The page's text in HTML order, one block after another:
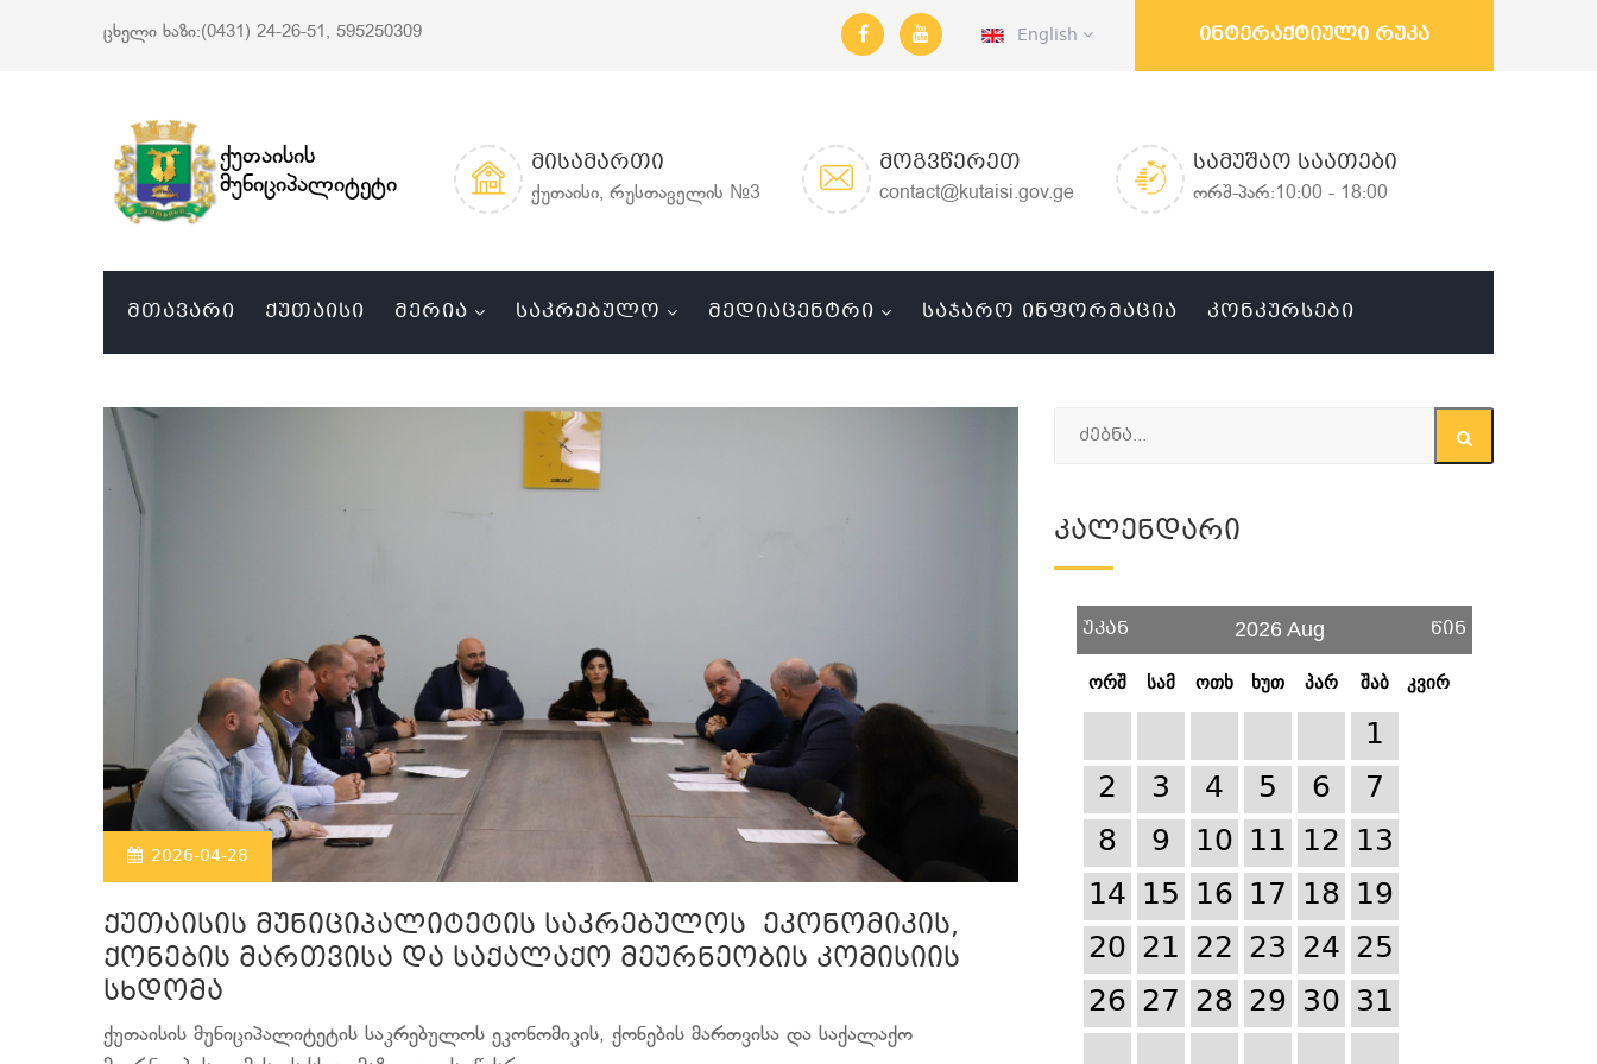
ცხელი ხაზი:(0431) 24-26-51, 595250309 English ინტერაქტიული რუკა
ქუთაისის
მუნიციპალიტეტი
ᲛᲘᲡᲐᲛᲐᲠᲗᲘ
ქუთაისი, რუსთაველის №3
ᲛᲝᲒᲕᲬᲔᲠᲔᲗ
contact@kutaisi.gov.ge
ᲡᲐᲛᲣᲨᲐᲝ ᲡᲐᲐᲗᲔᲑᲘ
ორშ-პარ:10:00 - 18:00
ᲛᲗᲐᲕᲐᲠᲘ ᲥᲣᲗᲐᲘᲡᲘ ᲛᲔᲠᲘᲐ ᲡᲐᲙᲠᲔᲑᲣᲚᲝ ᲛᲔᲓᲘᲐᲪᲔᲜᲢᲠᲘ ᲡᲐᲯᲐᲠᲝ ᲘᲜᲤᲝᲠᲛᲐᲪᲘᲐ ᲙᲝᲜᲙᲣᲠᲡᲔᲑᲘ
2026-04-28
ქუთაისის მუნიციპალიტეტის საკრებულოს ეკონომიკის,
ქონების მართვისა და საქალაქო მეურნეობის კომისიის
სხდომა
ქუთაისის მუნიციპალიტეტის საკრებულოს ეკონომიკის, ქონების მართვისა და საქალაქო
Კალენდარი
უკან 2026 Aug წინ
ორშ სამ ოთხ ხუთ პარ შაბ კვირ
1
2
3 4 5 6
7
8
9 10 11 12 13
14 15 16 17 18 19
20 21 22 23 24 25
26 27 28 29 30 31